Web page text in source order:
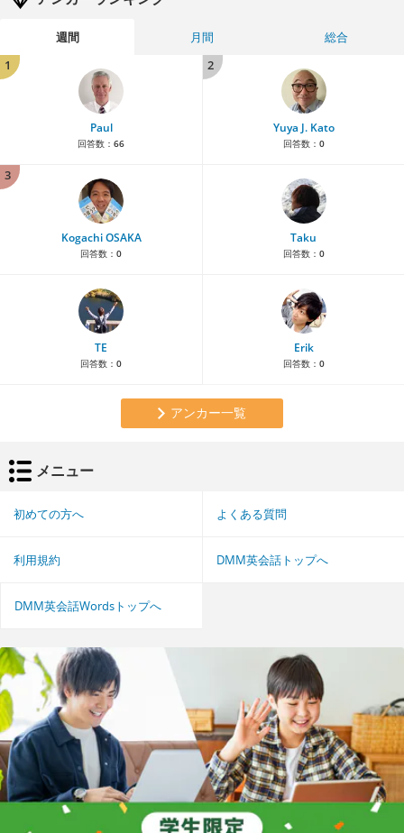
週間 月間
総合
1
Paul
回答数： 66
2
Yuya J. Kato
回答数： 0
3
Kogachi OSAKA
回答数： 0
Taku
回答数： 0
TE
回答数： 0
Erik
回答数： 0
アンカー一覧
メニュー
初めての方へ よくある質問
利用規約 DMM英会話トップへ
DMM英会話Wordsトップへ